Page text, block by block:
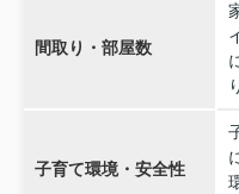
間取り・部屋数
子育て環境・安全性